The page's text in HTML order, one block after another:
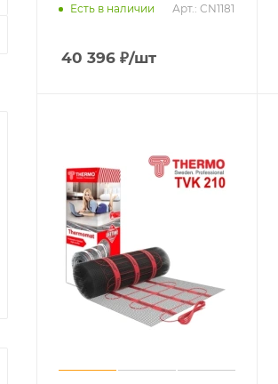
Есть в наличии Арт.: CN1181
40 396 ₽/шт